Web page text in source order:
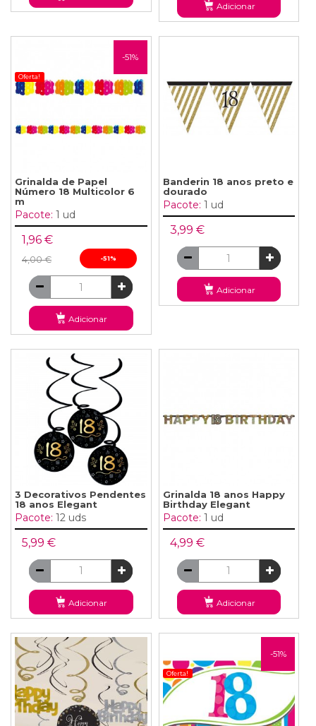
Adicionar
-51%
Oferta!
Grinalda de Papel
Número 18 Multicolor 6
m
Pacote: 1 ud
1,96 €
4,00 € -51%
Adicionar
Banderin 18 anos preto e
dourado
Pacote: 1 ud
3,99 €
Adicionar
3 Decorativos Pendentes
18 anos Elegant
Pacote: 12 uds
5,99 €
Adicionar
Grinalda 18 anos Happy
Birthday Elegant
Pacote: 1 ud
4,99 €
Adicionar
-51%
Oferta!